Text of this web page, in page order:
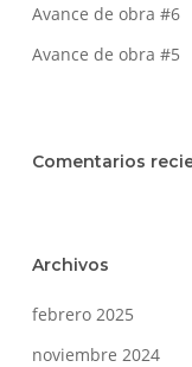
Avance de obra #6
Avance de obra #5
Comentarios
Archivos
febrero 2025
noviembre 2024